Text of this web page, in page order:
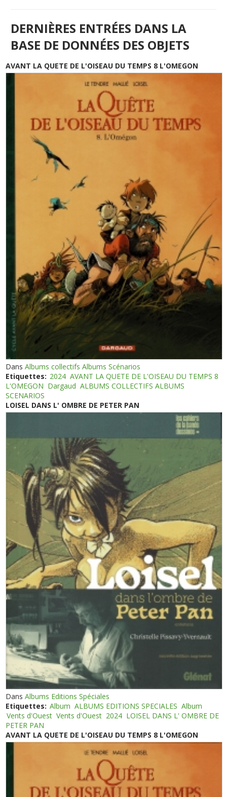
DERNIÈRES ENTRÉES DANS LA
BASE DE DONNÉES DES OBJETS
AVANT LA QUETE DE L'OISEAU DU TEMPS 8 L'OMEGON
DansAlbums collectifs Albums Scénarios
Etiquettes: 2024 AVANT LA QUETE DE L'OISEAU DU TEMPS 8
L'OMEGON Dargaud ALBUMS COLLECTIFS ALBUMS
SCENARIOS
LOISEL DANS L' OMBRE DE PETER PAN
DansAlbums Editions Spéciales
Etiquettes: Album ALBUMS EDITIONS SPECIALES Album
Vents d'Ouest Vents d'Ouest 2024 LOISEL DANS L' OMBRE DE
PETER PAN
AVANT LA QUETE DE L'OISEAU DU TEMPS 8 L'OMEGON